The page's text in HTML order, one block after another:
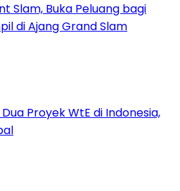
Slam, Buka Peluang bagi
di Ajang Grand Slam
Dua Proyek WtE di Indonesia,